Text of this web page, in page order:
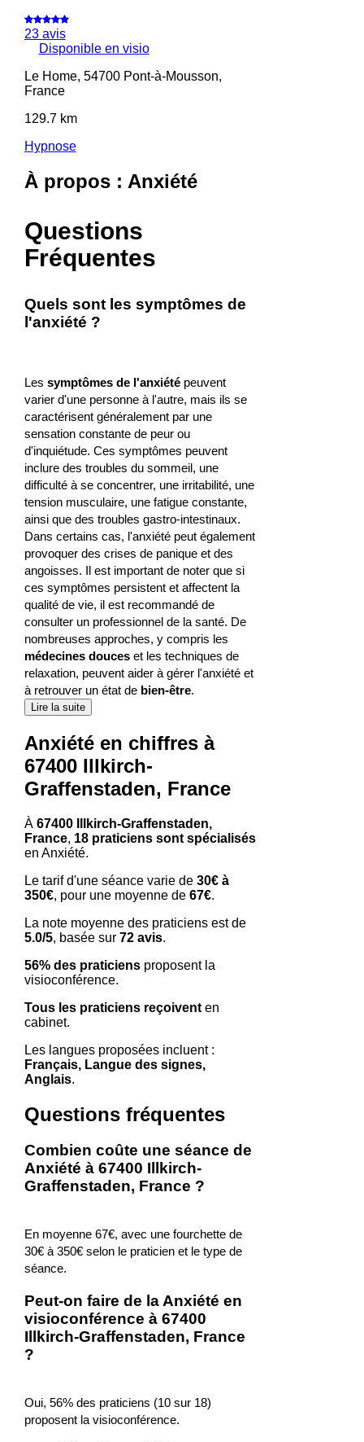
23 avis
Disponible en visio
Le Home, 54700 Pont-à-Mousson,
France
129.7 km
Hypnose
À propos : Anxiété
Questions
Fréquentes
Quels sont les symptômes de
l'anxiété ?
Les symptômes de l'anxiétépeuvent
varier d'une personne à l'autre, mais ils se
caractérisent généralement par une
sensation constante de peur ou
d'inquiétude. Ces symptômes peuvent
inclure des troubles du sommeil, une
difficulté à se concentrer, une irritabilité, une
tension musculaire, une fatigue constante,
ainsi que des troubles gastro-intestinaux.
Dans certains cas, l'anxiété peut également
provoquer des crises de panique et des
angoisses. Il est important de noter que si
ces symptômes persistent et affectent la
qualité de vie, il est recommandé de
consulter un professionnel de la santé. De
nombreuses approches, y compris les
médecines douceset les techniques de
relaxation, peuvent aider à gérer l'anxiété et
à retrouver un état de bien-être.
Lire la suite
Anxiété en chiffres à
67400 Illkirch-
Graffenstaden, France
À 67400 Illkirch-Graffenstaden,
France, 18 praticiens sont spécialisés
en Anxiété.
Le tarif d'une séance varie de 30€ à
350€, pour une moyenne de 67€.
La note moyenne des praticiens est de
5.0/5, basée sur 72 avis.
56% des praticiensproposent la
visioconférence.
Tous les praticiens reçoiventen
cabinet.
Les langues proposées incluent :
Français, Langue des signes,
Anglais.
Questions fréquentes
Combien coûte une séance de
Anxiété à 67400 Illkirch-
Graffenstaden, France ?
En moyenne 67€, avec une fourchette de
30€ à 350€ selon le praticien et le type de
séance.
Peut-on faire de la Anxiété en
visioconférence à 67400
Illkirch-Graffenstaden, France
?
Oui, 56% des praticiens (10 sur 18)
proposent la visioconférence.